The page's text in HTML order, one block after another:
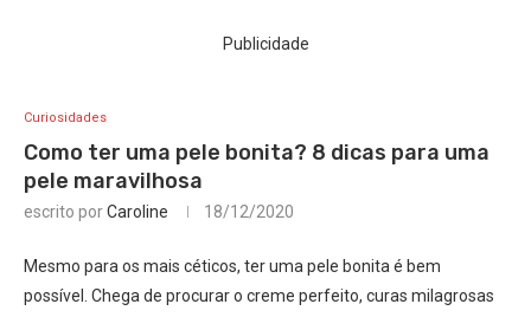
Publicidade
Curiosidades
Como ter uma pele bonita? 8 dicas para uma
pele maravilhosa
escrito porCaroline 18/12/2020
Mesmo para os mais céticos, ter uma pele bonita é bem
possível. Chega de procurar o creme perfeito, curas milagrosas